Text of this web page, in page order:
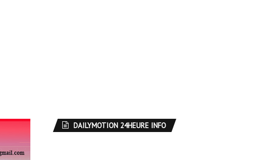
DAILYMOTION 24HEURE INFO